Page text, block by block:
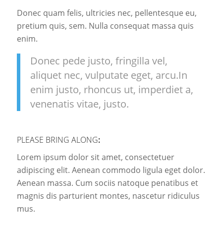
Donec quam felis, ultricies nec, pellentesque eu,
pretium quis, sem. Nulla consequat massa quis
enim.
Donec pede justo, fringilla vel,
aliquet nec, vulputate eget, arcu.In
enim justo, rhoncus ut, imperdiet a,
venenatis vitae, justo.
PLEASE BRING ALONG:
Lorem ipsum dolor sit amet, consectetuer
adipiscing elit. Aenean commodo ligula eget dolor.
Aenean massa. Cum sociis natoque penatibus et
magnis dis parturient montes, nascetur ridiculus
mus.